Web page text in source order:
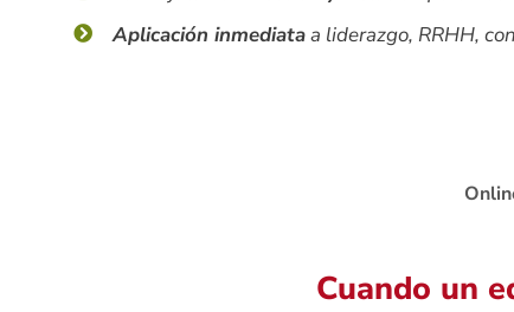
Aplicación inmediataa liderazgo, RRHH,
Cuando un